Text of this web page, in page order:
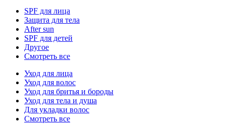
SPF для лица
Защита для тела
After sun
SPF для детей
Другое
Смотреть все
Уход для лица
Уход для волос
Уход для бритья и бороды
Уход для тела и душа
Для укладки волос
Смотреть все